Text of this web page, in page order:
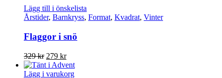
Lägg till i önskelista
Årstider, Barnkryss, Format, Kvadrat, Vinter
Flaggor i snö
329kr Det
ursprungliga
priset
279 krDet
nuvarande
priset
Lägg i varukorg